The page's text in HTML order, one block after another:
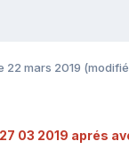
22 mars 2019
03 2019 aprés